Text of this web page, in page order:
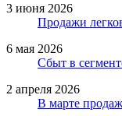
3 июня 2026
Продажи
6 мая 2026
Сбыт в
2 апреля 2026
В марте